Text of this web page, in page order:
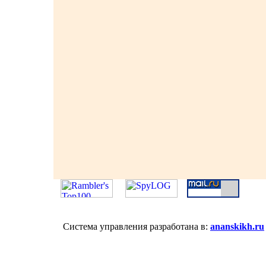
Система управления разработана в: ananskikh.ru